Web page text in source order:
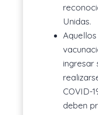
Unidas.
ingresar
COVID-
deben